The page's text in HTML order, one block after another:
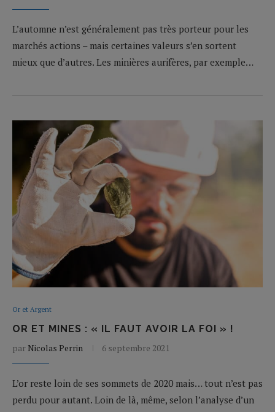
L’automne n’est généralement pas très porteur pour les
marchés actions – mais certaines valeurs s’en sortent
mieux que d’autres. Les minières aurifères, par exemple…
Or et Argent
OR ET MINES : « IL FAUT AVOIR LA FOI » !
par Nicolas Perrin 6 septembre 2021
L’or reste loin de ses sommets de 2020 mais… tout n’est pas
perdu pour autant. Loin de là, même, selon l’analyse d’un